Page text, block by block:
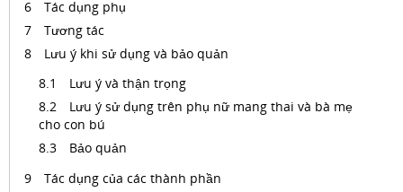
Tác dụng phụ
Tương tác
Lưu ý khi sử dụng và bảo quản
Lưu ý và thận trọng
Lưu ý sử dụng trên phụ nữ mang thai và bà mẹ
cho con bú
Bảo quản
Tác dụng của các thành phần